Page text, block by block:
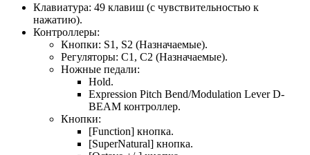
Клавиатура: 49 клавиш (с чувствительностью к
нажатию).
Контроллеры:
Кнопки: S1, S2 (Назначаемые).
Регуляторы: C1, C2 (Назначаемые).
Ножные педали:
Hold.
Expression Pitch Bend/Modulation Lever D-
BEAM контроллер.
Кнопки:
[Function] кнопка.
[SuperNatural] кнопка.